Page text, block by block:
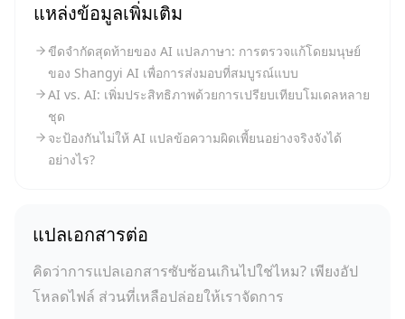
แหล่งข้อมูลเพิ่มเติม
ขีดจำกัดสุดท้ายของ AI แปลภาษา: การตรวจแก้โดยมนุษย์
ของ Shangyi AI เพื่อการส่งมอบที่สมบูรณ์แบบ
AI vs. AI: เพิ่มประสิทธิภาพด้วยการเปรียบเทียบโมเดลหลาย
ชุด
จะป้องกันไม่ให้ AI แปลข้อความผิดเพี้ยนอย่างจริงจังได้
อย่างไร?
แปลเอกสารต่อ
คิดว่าการแปลเอกสารซับซ้อนเกินไปใช่ไหม? เพียงอัป
โหลดไฟล์ ส่วนที่เหลือปล่อยให้เราจัดการ